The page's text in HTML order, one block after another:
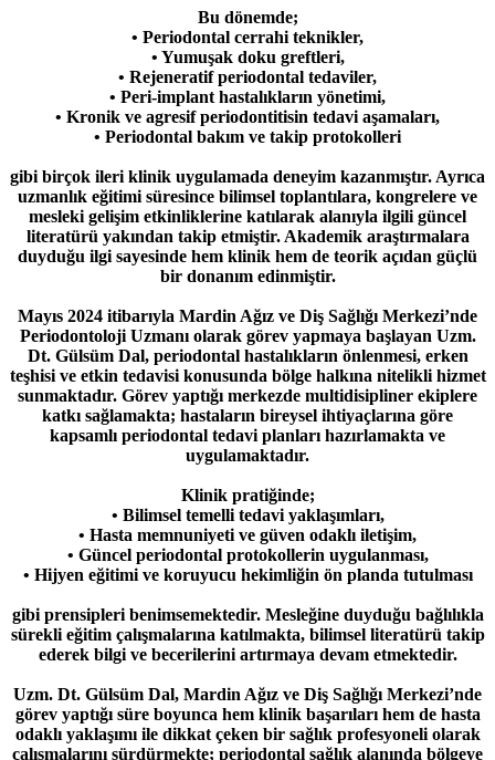
Bu dönemde;
• Periodontal cerrahi teknikler,
• Yumuşak doku greftleri,
• Rejeneratif periodontal tedaviler,
• Peri-implant hastalıkların yönetimi,
• Kronik ve agresif periodontitisin tedavi aşamaları,
• Periodontal bakım ve takip protokolleri
gibi birçok ileri klinik uygulamada deneyim kazanmıştır. Ayrıca
uzmanlık eğitimi süresince bilimsel toplantılara, kongrelere ve
mesleki gelişim etkinliklerine katılarak alanıyla ilgili güncel
literatürü yakından takip etmiştir. Akademik araştırmalara
duyduğu ilgi sayesinde hem klinik hem de teorik açıdan güçlü
bir donanım edinmiştir.
Mayıs 2024 itibarıyla Mardin Ağız ve Diş Sağlığı Merkezi’nde
Periodontoloji Uzmanı olarak görev yapmaya başlayan Uzm.
Dt. Gülsüm Dal, periodontal hastalıkların önlenmesi, erken
teşhisi ve etkin tedavisi konusunda bölge halkına nitelikli hizmet
sunmaktadır. Görev yaptığı merkezde multidisipliner ekiplere
katkı sağlamakta; hastaların bireysel ihtiyaçlarına göre
kapsamlı periodontal tedavi planları hazırlamakta ve
uygulamaktadır.
Klinik pratiğinde;
• Bilimsel temelli tedavi yaklaşımları,
• Hasta memnuniyeti ve güven odaklı iletişim,
• Güncel periodontal protokollerin uygulanması,
• Hijyen eğitimi ve koruyucu hekimliğin ön planda tutulması
gibi prensipleri benimsemektedir. Mesleğine duyduğu bağlılıkla
sürekli eğitim çalışmalarına katılmakta, bilimsel literatürü takip
ederek bilgi ve becerilerini artırmaya devam etmektedir.
Uzm. Dt. Gülsüm Dal, Mardin Ağız ve Diş Sağlığı Merkezi’nde
görev yaptığı süre boyunca hem klinik başarıları hem de hasta
odaklı yaklaşımı ile dikkat çeken bir sağlık profesyoneli olarak
çalışmalarını sürdürmekte; periodontal sağlık alanında bölgeye